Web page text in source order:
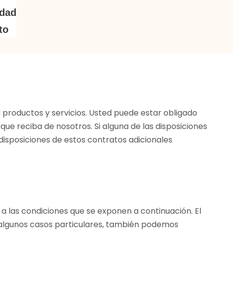
y servicios. Usted puede estar obligado
reciba de nosotros. Si alguna de las disposiciones
de estos contratos adicionales
condiciones que se exponen a continuación. El
casos particulares, también podemos